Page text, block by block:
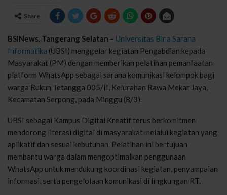
Share
BSINews, Tangerang Selatan – Universitas Bina Sarana
Informatika (UBSI) menggelar kegiatan Pengabdian kepada
Masyarakat (PM) dengan memberikan pelatihan pemanfaatan
platform WhatsApp sebagai sarana komunikasi kelompok bagi
warga Rukun Tetangga 005/II, Kelurahan Rawa Mekar Jaya,
Kecamatan Serpong, pada Minggu (8/3).
UBSI sebagai Kampus Digital Kreatif terus berkomitmen
mendorong literasi digital di masyarakat melalui kegiatan yang
aplikatif dan sesuai kebutuhan. Pelatihan ini bertujuan
membantu warga dalam mengoptimalkan penggunaan
WhatsApp untuk mendukung koordinasi kegiatan, penyampaian
informasi, serta pengelolaan komunikasi di lingkungan RT.